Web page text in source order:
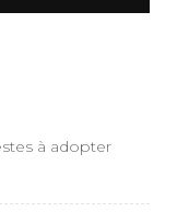
à adopter